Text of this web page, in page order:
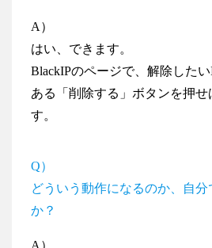
A）
はい、できます。
BlackIPのページで、解除した
ある「削除する」ボタンを押せ
す。
Q）
どういう動作になるのか、自
か？